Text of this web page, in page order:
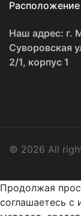
Расположение
Наш адрес: г.
Суворовская
2/1, корпус 1
© 2026 All
Продолжая
соглашаетесь с